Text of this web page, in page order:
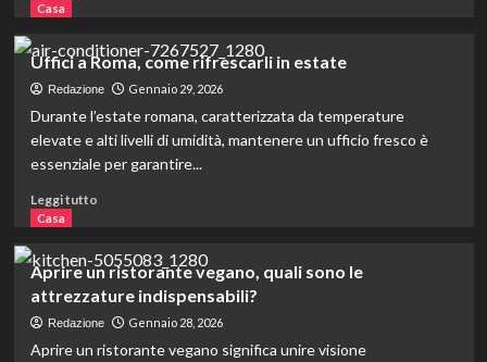
su
Costo
energie
alternative:
perché
pesando
e
famiglie
Casa
Uffici a Roma, come rifrescarli in estate
Redazione Gennaio 29, 2026
Durante l’estate romana, caratterizzata da temperature
elevate e alti livelli di umidità, mantenere un ufficio fresco è
essenziale per garantire...
Leggi tuttoLeggi
su
Uffici
a
Roma,
come
Casa
Aprire un ristorante vegano, quali sono le
attrezzature indispensabili?
Redazione Gennaio 28, 2026
Aprire un ristorante vegano significa unire visione